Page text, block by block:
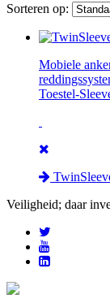
Sorteren op:
Mobiele
Toestel-
Veiligheid; daar